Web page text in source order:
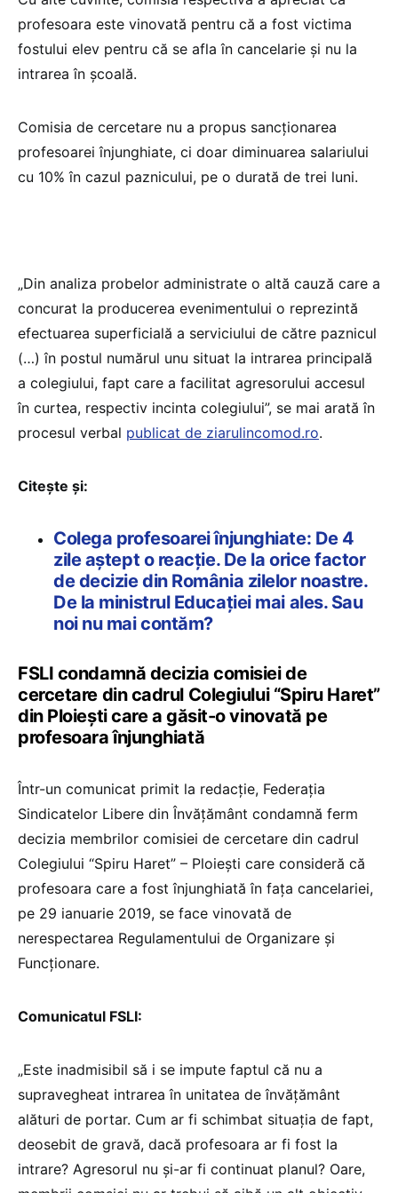
profesoara este vinovată pentru că a fost victima
fostului elev pentru că se afla în cancelarie și nu la
intrarea în școală.
Comisia de cercetare nu a propus sancționarea
profesoarei înjunghiate, ci doar diminuarea salariului
cu 10% în cazul paznicului, pe o durată de trei luni.
„Din analiza probelor administrate o altă cauză care a
concurat la producerea evenimentului o reprezintă
efectuarea superficială a serviciului de către paznicul
(…) în postul numărul unu situat la intrarea principală
a colegiului, fapt care a facilitat agresorului accesul
în curtea, respectiv incinta colegiului”, se mai arată în
procesul verbal publicat de ziarulincomod.ro.
Citește și:
Colega profesoarei înjunghiate: De 4
zile aștept o reacţie. De la orice factor
de decizie din România zilelor noastre.
De la ministrul Educaţiei mai ales. Sau
noi nu mai contăm?
FSLI condamnă decizia comisiei de
cercetare din cadrul Colegiului “Spiru Haret”
din Ploiești care a găsit-o vinovată pe
profesoara înjunghiată
Într-un comunicat primit la redacție, Federația
Sindicatelor Libere din Învăţământ condamnă ferm
decizia membrilor comisiei de cercetare din cadrul
Colegiului “Spiru Haret” – Ploiești care consideră că
profesoara care a fost înjunghiată în fața cancelariei,
pe 29 ianuarie 2019, se face vinovată de
nerespectarea Regulamentului de Organizare și
Funcționare.
Comunicatul FSLI:
„Este inadmisibil să i se impute faptul că nu a
supravegheat intrarea în unitatea de învățământ
alături de portar. Cum ar fi schimbat situația de fapt,
deosebit de gravă, dacă profesoara ar fi fost la
intrare? Agresorul nu și-ar fi continuat planul? Oare,